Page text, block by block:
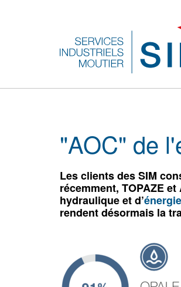
"AOC" de
Les clients des SIM
récemment, TOPAZE
hydraulique et d’
rendent désormais la